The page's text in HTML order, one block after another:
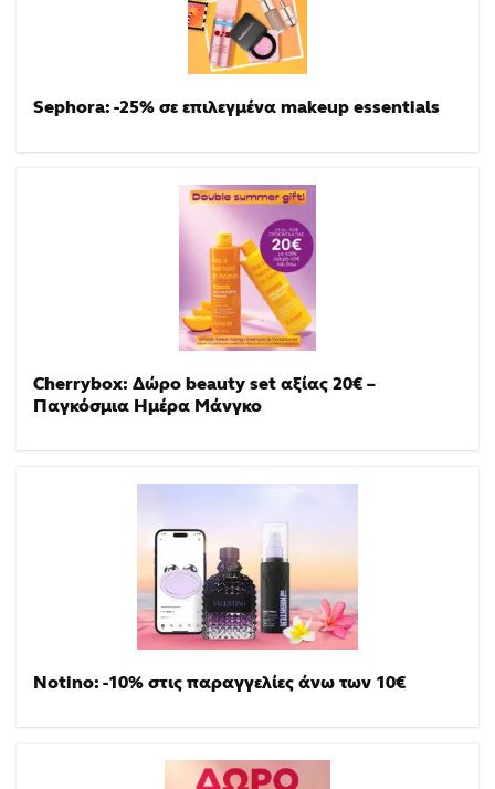
Sephora: -25% σε επιλεγμένα makeup essentials
Cherrybox: Δώρο beauty set αξίας 20€ –
Παγκόσμια Ημέρα Μάνγκο
Notino: -10% στις παραγγελίες άνω των 10€